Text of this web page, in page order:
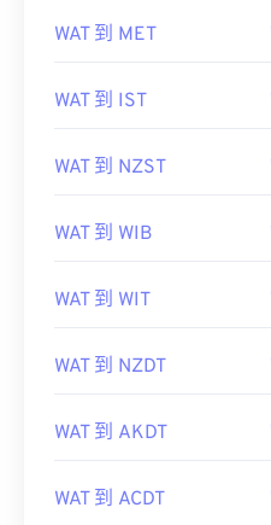
WAT 到 MET
WAT 到 IST
WAT 到 NZST
WAT 到 WIB
WAT 到 WIT
WAT 到 NZDT
WAT 到 AKDT
WAT 到 ACDT